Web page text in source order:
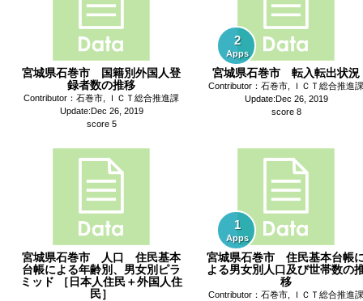
宮城県石巻市 国籍別外国人登
録者数の推移
Contributor：石巻市, ＩＣＴ総合推進課
Update:Dec 26, 2019
score 5
2
Apps
宮城県石巻市 転入転出状況
Contributor：石巻市, ＩＣＴ総合推進課
Update:Dec 26, 2019
score 8
宮城県石巻市 人口 住民基本
台帳による年齢別、男女別ピラ
ミッド ［日本人住民＋外国人住
民］
1
Apps
宮城県石巻市 住民基本台帳
よる男女別人口及び世帯数の
移
Contributor：石巻市, ＩＣＴ総合推進課